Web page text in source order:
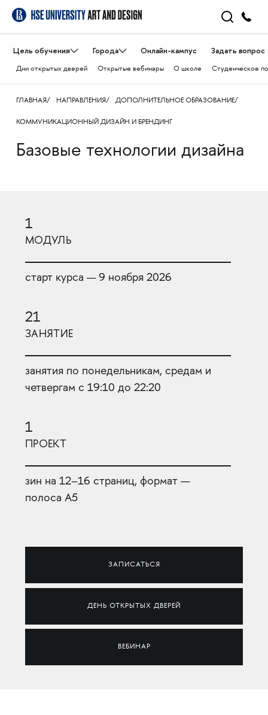
Цель обучения Города Онлайн-кампус Задать вопрос
Дни открытых дверей Открытые вебинары О школе Студенческое
ГЛАВНАЯ НАПРАВЛЕНИЯ ДОПОЛНИТЕЛЬНОЕ ОБРАЗОВАНИЕ
КОММУНИКАЦИОННЫЙ ДИЗАЙН И БРЕНДИНГ
Базовые технологии дизайна
1
МОДУЛЬ
старт курса — 9 ноября 2026
21
ЗАНЯТИЕ
занятия по понедельникам, средам и
четвергам с 19:10 до 22:20
1
ПРОЕКТ
зин на 12–16 страниц, формат —
полоса А5
ЗАПИСАТЬСЯ
ДЕНЬ ОТКРЫТЫХ ДВЕРЕЙ
ВЕБИНАР